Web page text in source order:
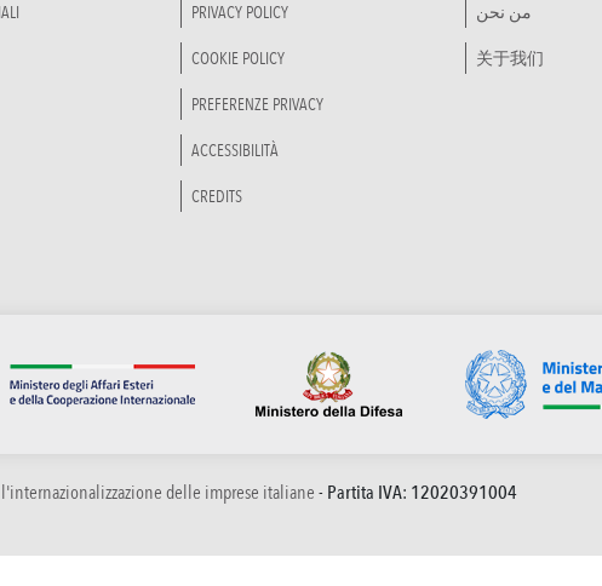
PRIVACY POLICY
COOKIE POLICY
PREFERENZE PRIVACY
ACCESSIBILITÀ
CREDITS
من نحن
关于我们
l'internazionalizzazione delle imprese italiane - Partita IVA: 12020391004